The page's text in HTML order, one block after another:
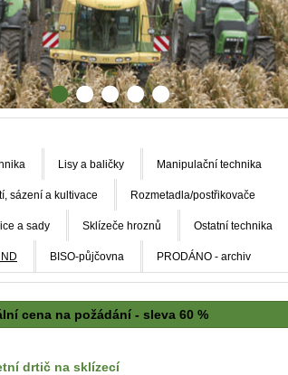
Lisy a baličky Manipulační technika
sázení a kultivace Rozmetadla/postřikovače
a sady Sklízeče hroznů Ostatní technika
BISO-půjčovna PRODÁNO - archiv
cena na požádání - sleva 60 %
drtič na sklízecí